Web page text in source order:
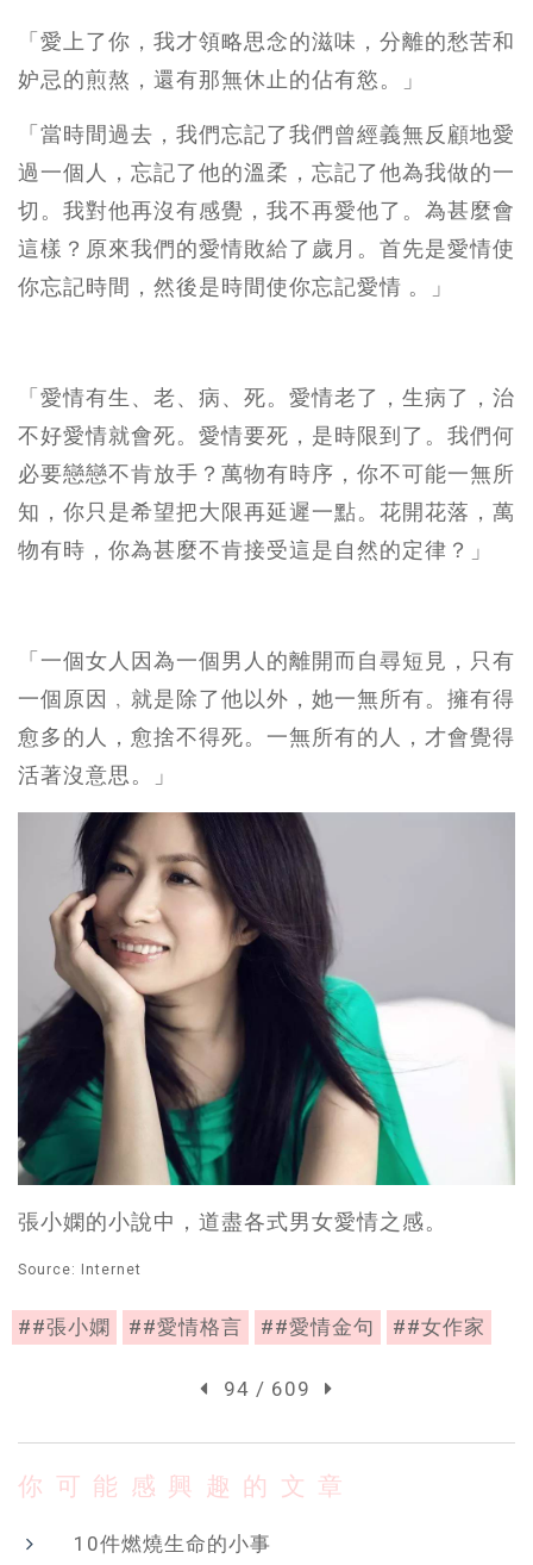
「愛上了你，我才領略思念的滋味，分離的愁苦和
妒忌的煎熬，還有那無休止的佔有慾。」
「當時間過去，我們忘記了我們曾經義無反顧地愛
過一個人，忘記了他的溫柔，忘記了他為我做的一
切。我對他再沒有感覺，我不再愛他了。為甚麼會
這樣？原來我們的愛情敗給了歲月。首先是愛情使
你忘記時間，然後是時間使你忘記愛情 。」
「愛情有生、老、病、死。愛情老了，生病了，治
不好愛情就會死。愛情要死，是時限到了。我們何
必要戀戀不肯放手？萬物有時序，你不可能一無所
知，你只是希望把大限再延遲一點。花開花落，萬
物有時，你為甚麼不肯接受這是自然的定律？」
「一個女人因為一個男人的離開而自尋短見，只有
一個原因﹐就是除了他以外，她一無所有。擁有得
愈多的人，愈捨不得死。一無所有的人，才會覺得
活著沒意思。」
張小嫻的小說中，道盡各式男女愛情之感。
Source: Internet
##張小嫻 ##愛情格言 ##愛情金句 ##女作家
94 / 609
你可能感興趣的文章
10件燃燒生命的小事